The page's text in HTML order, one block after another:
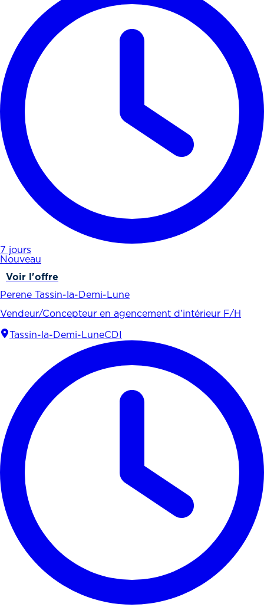
7 jours
Nouveau
Voir l'offre
Perene Tassin-la-Demi-Lune
Vendeur/Concepteur en agencement d’intérieur F/H
Tassin-la-Demi-LuneCDI